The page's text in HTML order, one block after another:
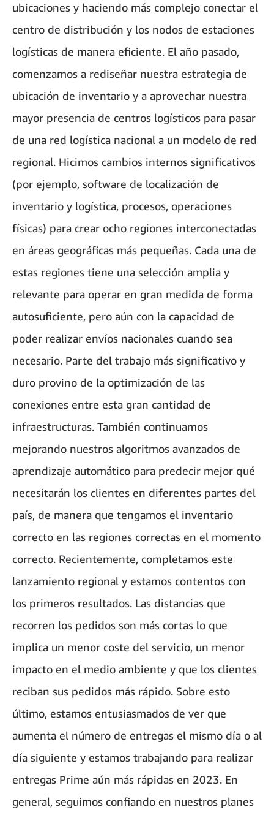
ubicaciones y haciendo más complejo conectar el
centro de distribución y los nodos de estaciones
logísticas de manera eficiente. El año pasado,
comenzamos a rediseñar nuestra estrategia de
ubicación de inventario y a aprovechar nuestra
mayor presencia de centros logísticos para pasar
de una red logística nacional a un modelo de red
regional. Hicimos cambios internos significativos
(por ejemplo, software de localización de
inventario y logística, procesos, operaciones
físicas) para crear ocho regiones interconectadas
en áreas geográficas más pequeñas. Cada una de
estas regiones tiene una selección amplia y
relevante para operar en gran medida de forma
autosuficiente, pero aún con la capacidad de
poder realizar envíos nacionales cuando sea
necesario. Parte del trabajo más significativo y
duro provino de la optimización de las
conexiones entre esta gran cantidad de
infraestructuras. También continuamos
mejorando nuestros algoritmos avanzados de
aprendizaje automático para predecir mejor qué
necesitarán los clientes en diferentes partes del
país, de manera que tengamos el inventario
correcto en las regiones correctas en el momento
correcto. Recientemente, completamos este
lanzamiento regional y estamos contentos con
los primeros resultados. Las distancias que
recorren los pedidos son más cortas lo que
implica un menor coste del servicio, un menor
impacto en el medio ambiente y que los clientes
reciban sus pedidos más rápido. Sobre esto
último, estamos entusiasmados de ver que
aumenta el número de entregas el mismo día o al
día siguiente y estamos trabajando para realizar
entregas Prime aún más rápidas en 2023. En
general, seguimos confiando en nuestros planes